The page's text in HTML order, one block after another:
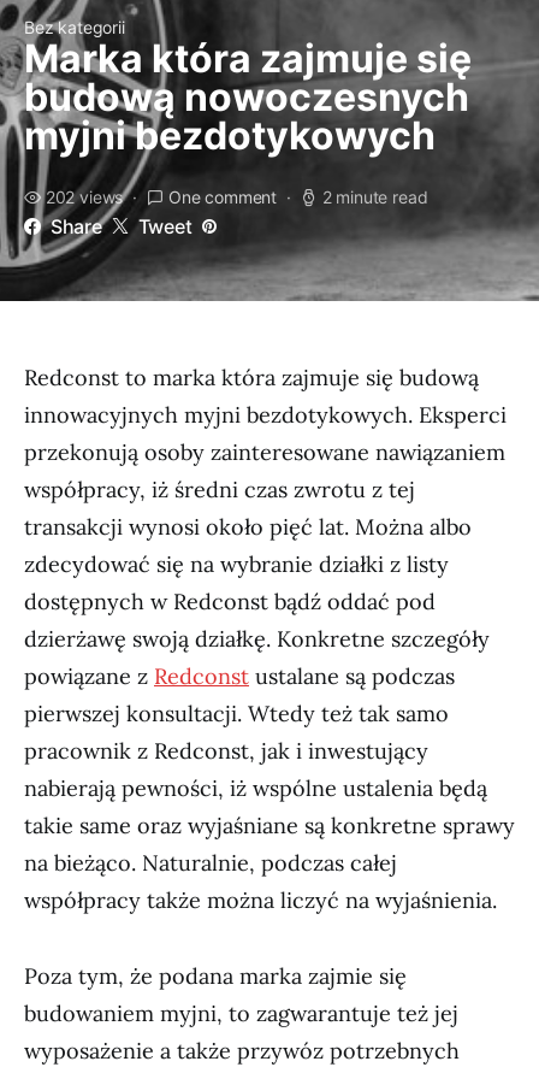
Bez kategorii
Marka która zajmuje się
budową nowoczesnych
myjni bezdotykowych
202 views One comment 2 minute read
Share Tweet
Redconst to marka która zajmuje się budową
innowacyjnych myjni bezdotykowych. Eksperci
przekonują osoby zainteresowane nawiązaniem
współpracy, iż średni czas zwrotu z tej
transakcji wynosi około pięć lat. Można albo
zdecydować się na wybranie działki z listy
dostępnych w Redconst bądź oddać pod
dzierżawę swoją działkę. Konkretne szczegóły
powiązane z Redconst ustalane są podczas
pierwszej konsultacji. Wtedy też tak samo
pracownik z Redconst, jak i inwestujący
nabierają pewności, iż wspólne ustalenia będą
takie same oraz wyjaśniane są konkretne sprawy
na bieżąco. Naturalnie, podczas całej
współpracy także można liczyć na wyjaśnienia.
Poza tym, że podana marka zajmie się
budowaniem myjni, to zagwarantuje też jej
wyposażenie a także przywóz potrzebnych